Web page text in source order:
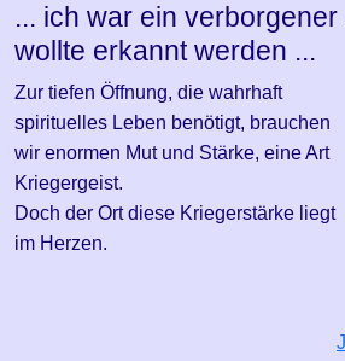
... ich war ein
wollte erkannt werden ...
Zur tiefen Öffnung, die wahrhaft
spirituelles Leben benötigt, brauchen
wir enormen Mut und Stärke, eine Art
Kriegergeist.
Doch der Ort diese Kriegerstärke liegt
im Herzen.